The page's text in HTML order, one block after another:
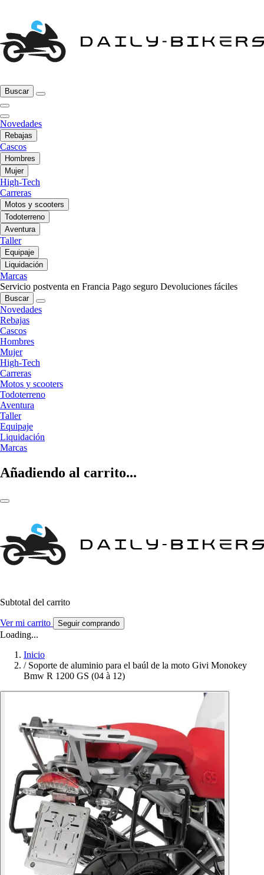
Buscar
Novedades
Rebajas
Cascos
Hombres
Mujer
High-Tech
Carreras
Motos y scooters
Todoterreno
Aventura
Taller
Equipaje
Liquidación
Marcas
Servicio postventa en Francia Pago seguro Devoluciones fáciles
Buscar
Novedades
Rebajas
Cascos
Hombres
Mujer
High-Tech
Carreras
Motos y scooters
Todoterreno
Aventura
Taller
Equipaje
Liquidación
Marcas
Añadiendo al carrito...
Subtotal del carrito
Ver mi carrito Seguir comprando
Loading...
Inicio
/ Soporte de aluminio para el baúl de la moto Givi Monokey
Bmw R 1200 GS (04 à 12)